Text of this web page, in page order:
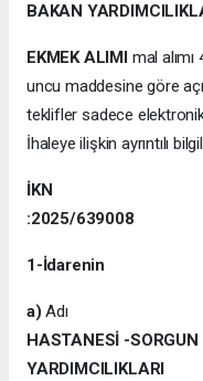
BAKAN
EKMEK ALIMI
mal
uncu maddesine göre
teklifler sadece
İhaleye ilişkin ayrıntılı
:2025/639008
1-İdarenin
a)
HASTANESİ -
YARDIMCILIKLARI